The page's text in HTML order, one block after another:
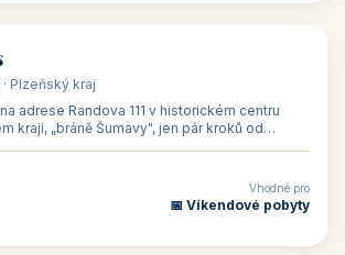
Plzeňský kraj
adrese Randova 111 v historickém centru
kraji, „bráně Šumavy", jen pár kroků od
Vhodné pro
📅 Víkendové pobyty